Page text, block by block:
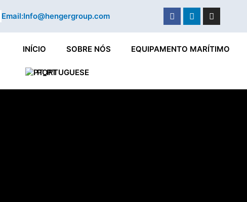
Email:Info@hengergroup.com Facebook
LinkedinInstagram
INÍCIO SOBRE NÓS EQUIPAMENTO MARÍTIMO
PORTUGUESE